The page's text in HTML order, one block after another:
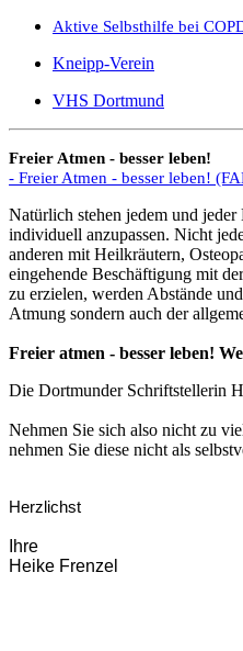
Aktive Selbsthilfe bei
Kneipp-Verein
VHS Dortmund
Freier Atmen - besser leben!
- Freier Atmen - besser leben!
Natürlich stehen jedem und
individuell anzupassen. Nicht
anderen mit Heilkräutern,
eingehende Beschäftigung mit
zu erzielen, werden Abstände
Atmung sondern auch der
Freier atmen - besser leben!
Die Dortmunder Schriftstellerin
Nehmen Sie sich also nicht zu
nehmen Sie diese nicht als
Herzlichst
Ihre
Heike Frenzel